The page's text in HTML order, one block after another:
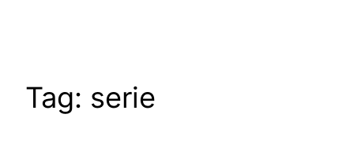
Tag: serie